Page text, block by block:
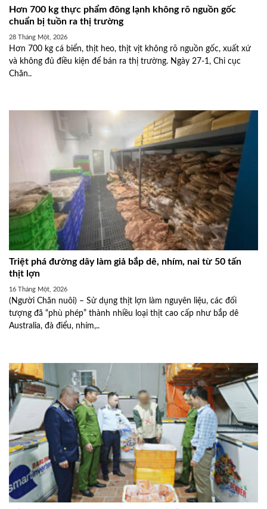
Hơn 700 kg thực phẩm đông lạnh không rõ nguồn gốc
chuẩn bị tuồn ra thị trường
28 Tháng Một, 2026
Hơn 700 kg cá biển, thịt heo, thịt vịt không rõ nguồn gốc, xuất xứ
và không đủ điều kiện để bán ra thị trường. Ngày 27-1, Chi cục
Chăn..
Triệt phá đường dây làm giả bắp dê, nhím, nai từ 50 tấn
thịt lợn
16 Tháng Một, 2026
(Người Chăn nuôi) – Sử dụng thịt lợn làm nguyên liệu, các đối
tượng đã “phù phép” thành nhiều loại thịt cao cấp như bắp dê
Australia, đà điểu, nhím,..